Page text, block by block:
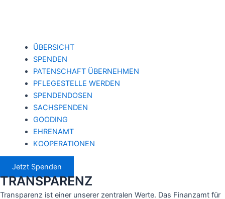
ÜBERSICHT
SPENDEN
PATENSCHAFT ÜBERNEHMEN
PFLEGESTELLE WERDEN
SPENDENDOSEN
SACHSPENDEN
GOODING
EHRENAMT
KOOPERATIONEN
Jetzt Spenden
TRANSPARENZ
Transparenz ist einer unserer zentralen Werte. Das Finanzamt für